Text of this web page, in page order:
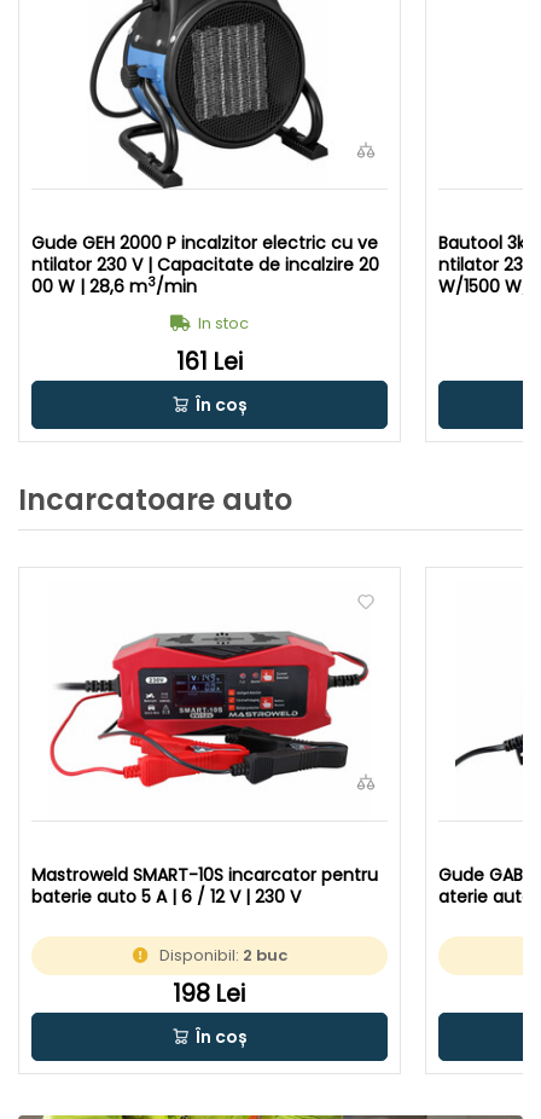
Gude GEH 2000 P incalzitor electric cu ve
ntilator 230 V | Capacitate de incalzire 20
00 W | 28,6 m3/min
In stoc
161 Lei
În coș
Bautool
ntilator 230
W/1500 W/
Incarcatoare auto
Mastroweld SMART-10S incarcator pentru
baterie auto 5 A | 6 / 12 V | 230 V
Disponibil: 2 buc
198 Lei
În coș
Gude GAB
aterie auto